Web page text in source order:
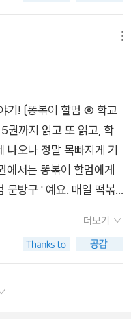
갖 장난감을 판매하고 있
이 궁금해 해서몇번 같
면다 망가질 질 나쁜 장
점은 이용하지 않고 있
것이 가득한 곳이라용돈
이들도굉장히 많더라고
한 소재를사용한 것 같아
을 읽을 수 있었던 것 같
지나친 게임 중독이 미치
을 위해 노력하는 사람
요* 출판사를 통해 책을
니다 *#슈크림북 #똥볶이
작가님 #김무연작가님#
이 라며의아할 수도 있겠
잊을수가 없다는
이라는 사실..🥹그토록 기
6권에도 등장하는데요, 방
_ 아주 틀린이야기는 아
<방과 후 할멈떡볶이>
갑자기 방과후 할멈 떡
는 다르게 방과 후 할망문
앗간을 그냥 못지나가
이템으로 가득하니까요.
다는 가상현실게임기 황
기! 〔똥볶이 할멈 ⑥ 학교
5권까지 읽고 또 읽고, 학
나오나 정말 목빠지게 기
에서는 똥볶이 할멈에게
문방구 ' 예요. 매일 떡볶
방구로 가버려요. 아이들
방구로 가보니 수상한
게임기를 판매하고 있었
더보기